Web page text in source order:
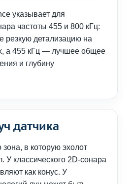
указывает для
частоты 455 и 800 кГц:
резкую детализацию на
а 455 кГц — лучшее общее
и глубину
датчика
в которую эхолот
У классического 2D-сонара
как конус. У